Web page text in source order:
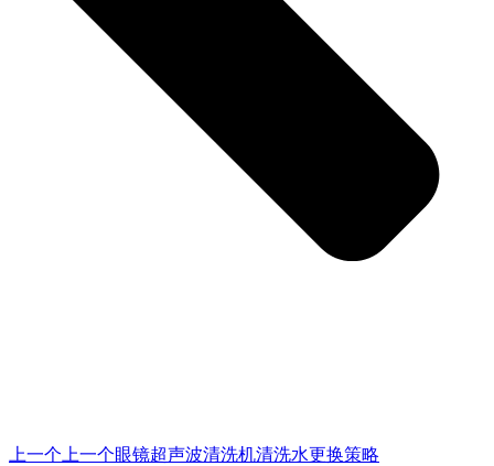
上一个 上一个眼镜超声波清洗机清洗水更换策略